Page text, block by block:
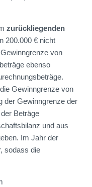
zurückliegenden
200.000 € nicht
von
ebenso
Gewinngrenze von
der Gewinngrenze der
Beträge
und aus
Im Jahr der
sodass die